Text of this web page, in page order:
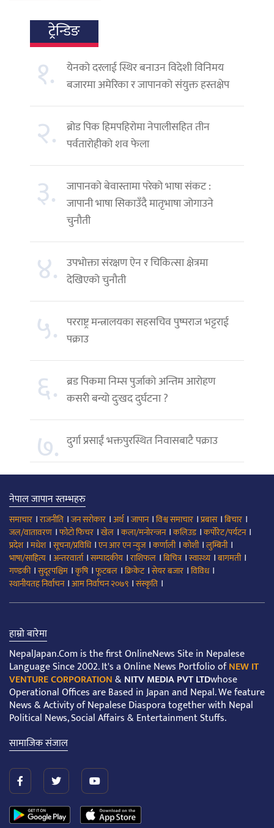
ट्रेन्डिङ
१.
येनको दरलाई स्थिर बनाउन विदेशी विनिमय
बजारमा अमेरिका र जापानको संयुक्त हस्तक्षेप
२. ब्रोड पिक हिमपहिरोमा नेपालीसहित तीन
पर्वतारोहीको शव फेला
३.
जापानको बेवास्तामा परेको भाषा संकट :
जापानी भाषा सिकाउँदै मातृभाषा जोगाउने
चुनौती
४. उपभोक्ता संरक्षण ऐन र चिकित्सा क्षेत्रमा
देखिएको चुनौती
५. परराष्ट्र मन्त्रालयका सहसचिव पुष्पराज भट्टराई
पक्राउ
६. ब्रड पिकमा निम्स पुर्जाको अन्तिम आरोहण
कसरी बन्यो दुःखद दुर्घटना ?
७. दुर्गा प्रसाईं भक्तपुरस्थित निवासबाटै पक्राउ
नेपाल जापान स्तम्भहरु
समाचार ।राजनीति ।जन सरोकार ।अर्थ।जापान।विश्व समाचार ।प्रबास।बिचार ।
जल/वातावरण ।फोटो फिचर ।खेल ।कला/मनोरन्जन।कलिउड।कर्पोरेट/पर्यटन।
प्रदेश।मधेश।सूचना/प्रविधि।एन आर एन न्युज।कर्णाली।कोशी।लुम्बिनी।
भाषा/साहित्य ।अन्तरवार्ता।सम्पादकीय ।राशिफल ।बिचित्र।स्वास्थ्य ।बागमती।
गण्डकी।सुदूरपश्चिम ।कृषि।फूटबल ।क्रिकेट।सेयर बजार ।विविध।
स्थानीयतह निर्वाचन।आम निर्वाचन २०७९ ।संस्कृति ।
हाम्रो बारेमा
NepalJapan.Com is the first OnlineNews Site in Nepalese
Language Since 2002. It's a Online News Portfolio ofNEW IT
VENTURE CORPORATION&NITV MEDIA PVT LTDwhose
Operational Offices are Based in Japan and Nepal. We feature
News & Activity of Nepalese Diaspora together with Nepal
Political News, Social Affairs & Entertainment Stuffs.
सामाजिक संजाल